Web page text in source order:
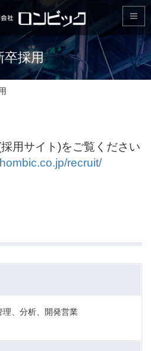
卒採用
用サイト)をご覧ください
recruit/
、分析、開発営業